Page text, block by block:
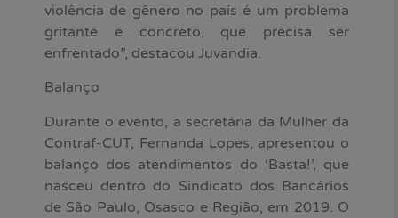
violência de gênero no país é um problema
gritante e concreto, que precisa ser
enfrentado”, destacou Juvandia.
Balanço
Durante o evento, a secretária da Mulher da
Contraf-CUT, Fernanda Lopes, apresentou o
balanço dos atendimentos do ‘Basta!’, que
nasceu dentro do Sindicato dos Bancários
de São Paulo, Osasco e Região, em 2019. O